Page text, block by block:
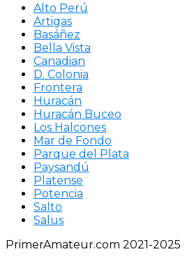
Alto Perú
Artigas
Basáñez
Bella Vista
Canadian
D. Colonia
Frontera
Huracán
Huracán Buceo
Los Halcones
Mar de Fondo
Parque del Plata
Paysandú
Platense
Potencia
Salto
Salus
PrimerAmateur.com 2021-2025